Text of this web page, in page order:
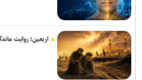
میکائیلی: استقلال برای تکرار قهرمانی در
شرایط‌مان بهتر از بقیه است
زمزمه‌هایی از طرح لالوویچ؛ مشکل «سن
می‌شود؟
اربعین؛ روایت